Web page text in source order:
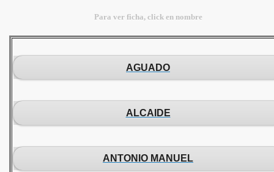
Para ver ficha, click en nombre
AGUADO
ALCAIDE
ANTONIO MANUEL